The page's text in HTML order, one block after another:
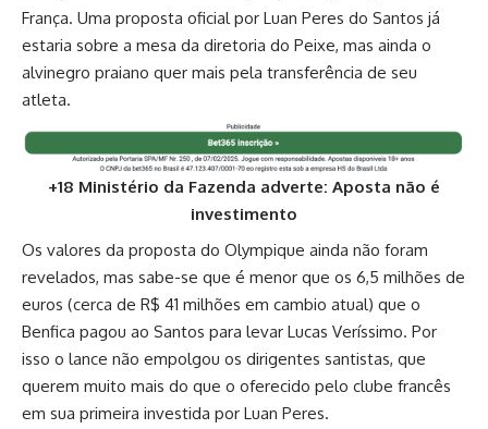
França. Uma proposta oficial por Luan Peres do Santos já
estaria sobre a mesa da diretoria do Peixe, mas ainda o
alvinegro praiano quer mais pela transferência de seu
atleta.
+18 Ministério da Fazenda adverte: Aposta não é
investimento
Os valores da proposta do Olympique ainda não foram
revelados, mas sabe-se que é menor que os 6,5 milhões de
euros (cerca de R$ 41 milhões em cambio atual) que o
Benfica pagou ao Santos para levar Lucas Veríssimo. Por
isso o lance não empolgou os dirigentes santistas, que
querem muito mais do que o oferecido pelo clube francês
em sua primeira investida por Luan Peres.